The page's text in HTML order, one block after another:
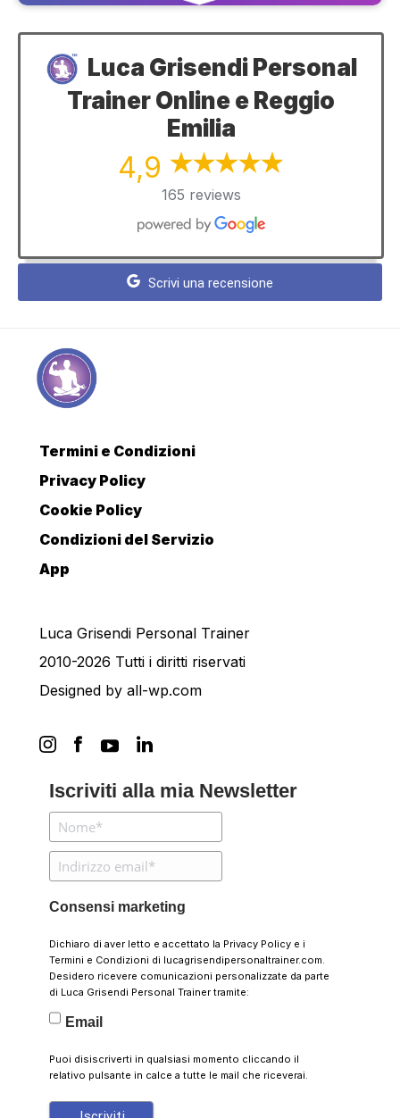
Luca Grisendi Personal
Trainer Online e Reggio
Emilia
4,9
165 reviews
Scrivi una recensione
Termini e Condizioni
Privacy Policy
Cookie Policy
Condizioni del Servizio
App
Luca Grisendi Personal Trainer
2010-2026 Tutti i diritti riservati
Designed by all-wp.com
Iscriviti alla mia Newsletter
Consensi marketing
Dichiaro di aver letto e accettato la Privacy Policye i
Termini e Condizioni di lucagrisendipersonaltrainer.com.
Desidero ricevere comunicazioni personalizzate da parte
di Luca Grisendi Personal Trainer tramite:
Email
Puoi disiscriverti in qualsiasi momento cliccando il
relativo pulsante in calce a tutte le mail che riceverai.